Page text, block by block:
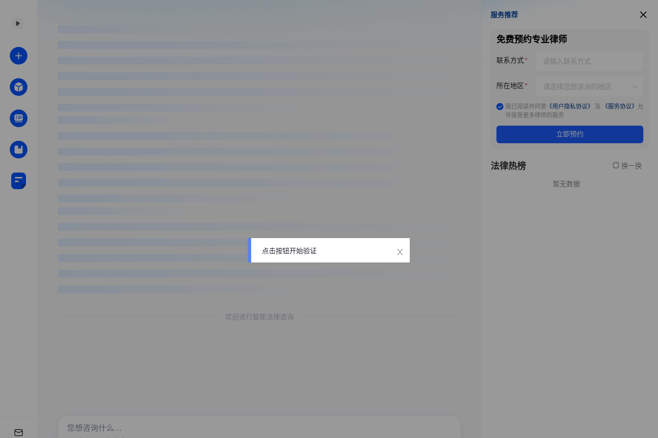
欢迎进行智能法律咨询
服务推荐
服务推荐
免费预约专业律师
联系方式
所在地区
我已阅读并同意 《用户隐私协议》 及 《服务协议》 允
许接受更多律师的服务
立即预约
法律热榜 换一换
暂无数据
点击按钮开始验证 x